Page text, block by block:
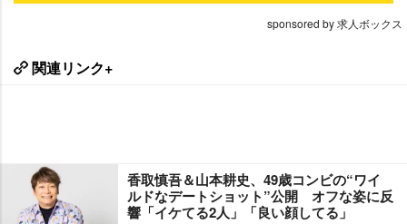
sponsored by 求人ボックス
関連リンク+
香取慎吾＆山本耕史、49歳コンビの“ワイ
ルドなデートショット”公開 オフな姿に反
響「イケてる2人」「良い顔してる」